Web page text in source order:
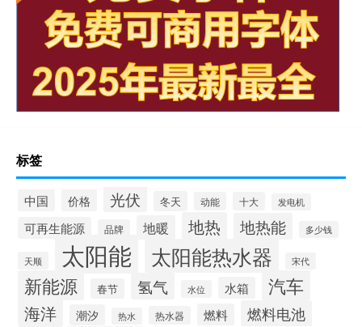
标签
中国 价格 光伏 冬天 动能 十大 发电机
可再生能源 品牌 地暖 地热 地热能 多少钱
天顺 太阳能 太阳能热水器 宋代
新能源 春节 氢气 水位 水箱 汽车
海洋 潮汐 热水 热水器 燃料
燃料电池